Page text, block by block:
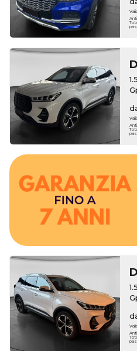
Le vetture km zero godono di
madre, al pari delle auto nuove,
beneficerai di un anno di
In entrambi i casi, al momento
estendere la copertura fino a 7